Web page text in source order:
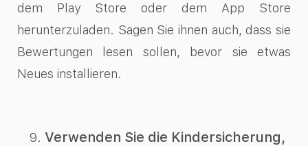
dem Play Store oder dem App Store
herunterzuladen. Sagen Sie ihnen auch, dass sie
Bewertungen lesen sollen, bevor sie etwas
Neues installieren.
Verwenden Sie die Kindersicherung,